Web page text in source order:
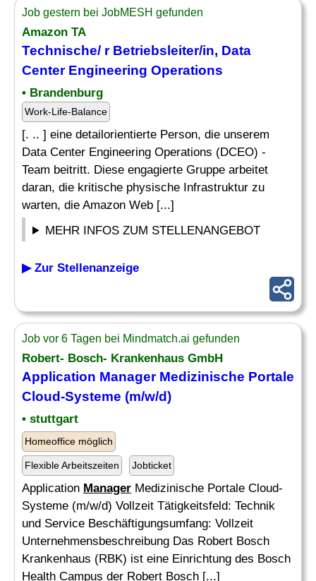
Job gestern bei JobMESH gefunden
Amazon TA
Technische/ r Betriebsleiter/in, Data
Center Engineering Operations
• Brandenburg
Work-Life-Balance
[. .. ] eine detailorientierte Person, die unserem
Data Center Engineering Operations (DCEO) -
Team beitritt. Diese engagierte Gruppe arbeitet
daran, die kritische physische Infrastruktur zu
warten, die Amazon Web [...]
MEHR INFOS ZUM STELLENANGEBOT
▶ Zur Stellenanzeige
Job vor 6 Tagen bei Mindmatch.ai gefunden
Robert- Bosch- Krankenhaus GmbH
Application ManagerMedizinische Portale
Cloud-Systeme (m/w/d)
• stuttgart
Homeoffice möglich
Flexible Arbeitszeiten Jobticket
Application Manager Medizinische Portale Cloud-
Systeme (m/w/d) Vollzeit Tätigkeitsfeld: Technik
und Service Beschäftigungsumfang: Vollzeit
Unternehmensbeschreibung Das Robert Bosch
Krankenhaus (RBK) ist eine Einrichtung des Bosch
Health Campus der Robert Bosch [...]